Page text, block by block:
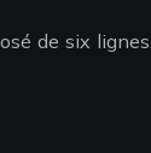
de six